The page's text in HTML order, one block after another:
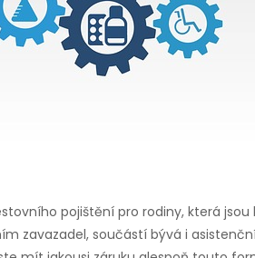
pojištění pro rodiny, která
zavazadel, součástí bývá i